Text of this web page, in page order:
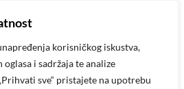
korisničkog iskustva,
i sadržaja te analize
sve“ pristajete na upotrebu